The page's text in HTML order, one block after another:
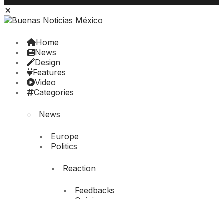
Home
News
Design
Features
Video
Categories
News
Europe
Politics
Reaction
Feedbacks